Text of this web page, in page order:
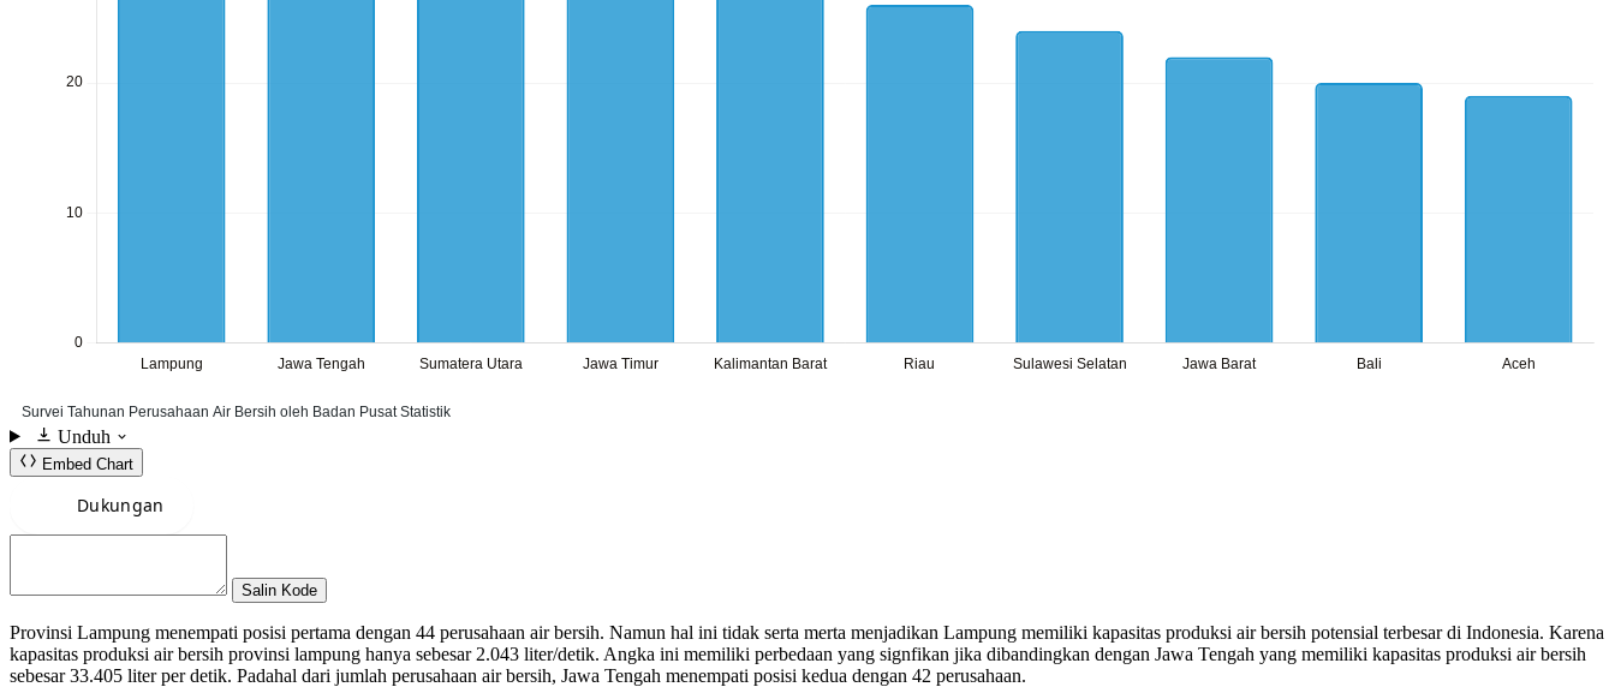
Unduh
Embed Chart
Salin Kode
Provinsi Lampung menempati posisi pertama dengan 44 perusahaan air bersih. Namun hal ini tidak serta merta menjadikan Lampung memiliki kapasitas produksi air bersih potensial terbesar di Indonesia. Karena
kapasitas produksi air bersih provinsi lampung hanya sebesar 2.043 liter/detik. Angka ini memiliki perbedaan yang signfikan jika dibandingkan dengan Jawa Tengah yang memiliki kapasitas produksi air bersih
sebesar 33.405 liter per detik. Padahal dari jumlah perusahaan air bersih, Jawa Tengah menempati posisi kedua dengan 42 perusahaan.